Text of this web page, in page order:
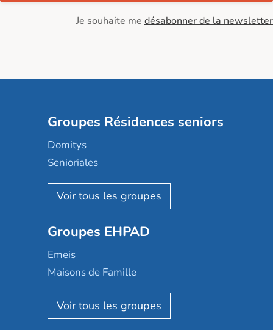
Je souhaite me désabonner de la newsletter
Groupes Résidences seniors
Domitys
Senioriales
Nohée
Les Résidentiels
Mobicap
Domusvi
Happy Senior
Aquarelia
Nexity edenea
Groupes EHPAD
Emeis
Maisons de Famille
Korian
Emera